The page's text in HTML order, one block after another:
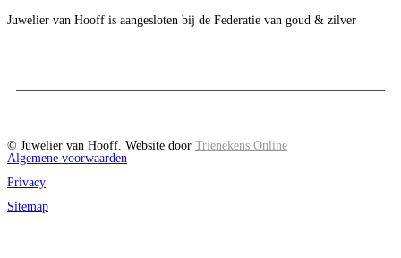
Juwelier van Hooff is aangesloten bij de Federatie van goud & zilver
© Juwelier van Hooff. Website door Trienekens Online
Algemene voorwaarden
Privacy
Sitemap